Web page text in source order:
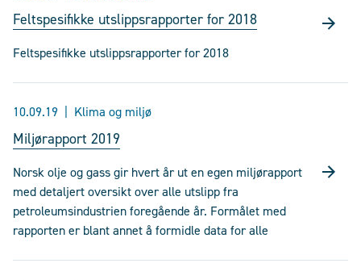
Feltspesifikke utslippsrapporter for 2018
Feltspesifikke utslippsrapporter for 2018
10.09.19 Klima og miljø
Miljørapport 2019
Norsk olje og gass gir hvert år ut en egen miljørapport
med detaljert oversikt over alle utslipp fra
petroleumsindustrien foregående år. Formålet med
rapporten er blant annet å formidle data for alle